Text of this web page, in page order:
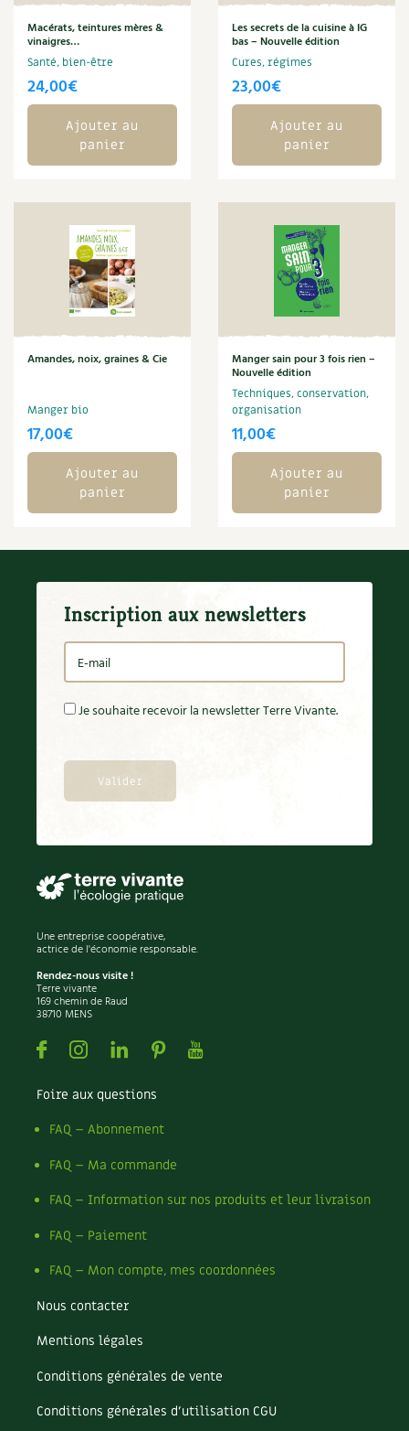
Autonomie
Actions pour la planète
Les 4 saisons
Carnets de saison
Compléments
Dossier4 saisons
Actualités
Conseils vidéo des
Secrets d’abonné
BD : La folle histoire des plantes
Macérats, teintures mères &
vinaigres…
Santé, bien-être
24,00€
Ajouter au
panier
Les secrets de la cuisine à IG
bas – Nouvelle édition
Cures, régimes
23,00€
Ajouter au
panier
Amandes, noix, graines & Cie
Manger bio
17,00€
Ajouter au
panier
Manger sain pour 3 fois rien –
Nouvelle édition
Techniques, conservation,
organisation
11,00€
Ajouter au
panier
Inscription aux newsletters
Je souhaite recevoir la newsletter Terre Vivante.
Une entreprise coopérative,
actrice de l'économie responsable.
Rendez-nous visite !
Terre vivante
169 chemin de Raud
38710 MENS
FacebookInstagramLinkedin
PinterestYoutube
Foire aux questions
FAQ – Abonnement
FAQ – Ma commande
FAQ – Information sur nos produits et leur livraison
FAQ – Paiement
FAQ – Mon compte, mes coordonnées
Nous contacter
Mentions légales
Conditions générales de vente
Conditions générales d’utilisation CGU